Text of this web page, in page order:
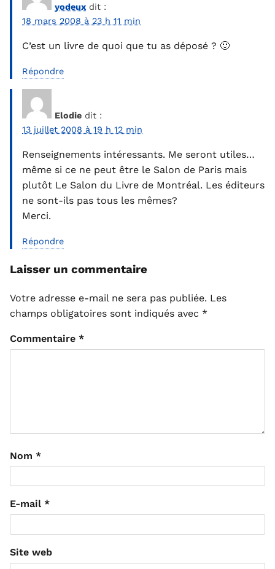
yodeux dit :
18 mars 2008 à 23 h 11 min
C’est un livre de quoi que tu as déposé ? 🙂
Répondre
Elodie dit :
13 juillet 2008 à 19 h 12 min
Renseignements intéressants. Me seront utiles…
même si ce ne peut être le Salon de Paris mais
plutôt Le Salon du Livre de Montréal. Les éditeurs
ne sont-ils pas tous les mêmes?
Merci.
Répondre
Laisser un commentaire
Votre adresse e-mail ne sera pas publiée. Les
champs obligatoires sont indiqués avec *
Commentaire *
Nom *
E-mail *
Site web